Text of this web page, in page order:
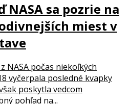
NASA sa pozrie na
miest v
NASA počas niekoľkých
vyčerpala posledné kvapky
poskytla vedcom
pohľad na...